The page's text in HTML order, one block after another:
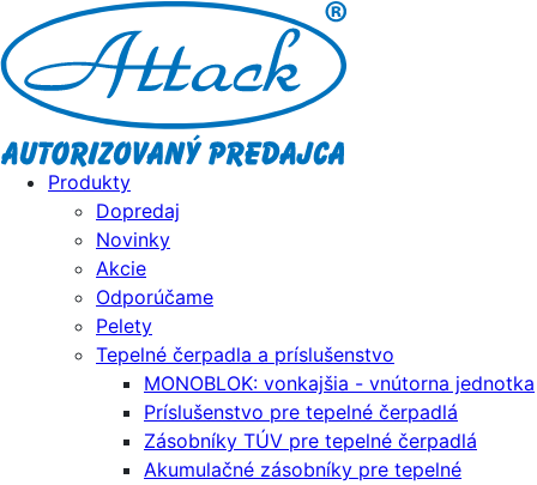
Produkty
Dopredaj
Novinky
Akcie
Odporúčame
Pelety
Tepelné čerpadla a príslušenstvo
MONOBLOK: vonkajšia - vnútorna jednotka
Príslušenstvo pre tepelné čerpadlá
Zásobníky TÚV pre tepelné čerpadlá
Akumulačné zásobníky pre tepelné